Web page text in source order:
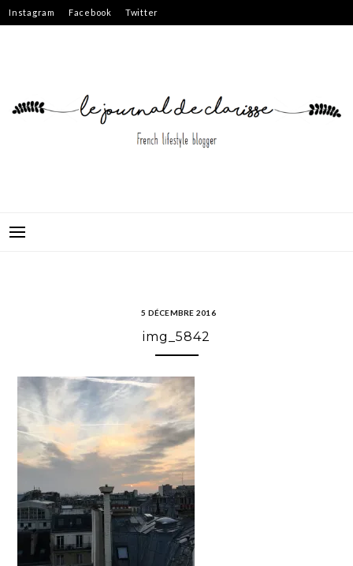
Skip
to
Instagram Facebook Twitter
5 DÉCEMBRE 2016
img_5842